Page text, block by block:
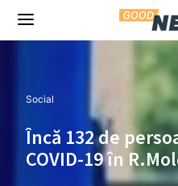
Social
Încă 132 de
COVID-19 în